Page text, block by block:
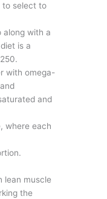
to select to
along with a
is a
with omega-
and
where each
lean muscle
the